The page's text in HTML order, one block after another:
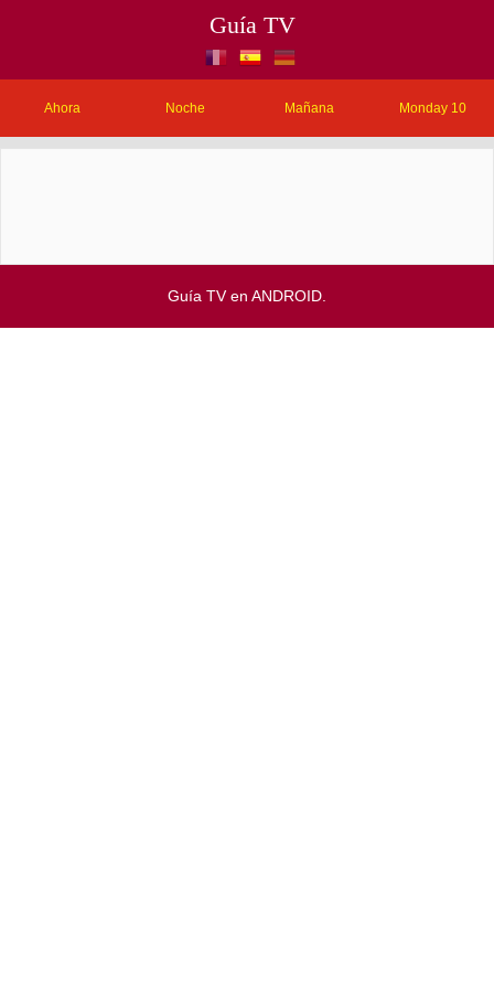
Guía TV
Ahora Noche Mañana Monday 10
Guía TV en ANDROID.